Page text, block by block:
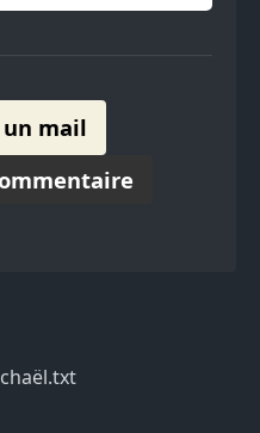
mail